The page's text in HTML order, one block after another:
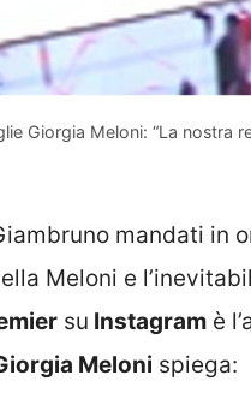
Giorgia Meloni: “La nostra
mandati in
Meloni e
su Instagram è
Meloni spiega: